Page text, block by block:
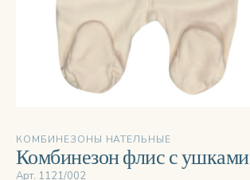
КОМБИНЕЗОНЫ НАТЕЛЬНЫЕ
Комбинезон флис с ушками
Арт. 1121/002